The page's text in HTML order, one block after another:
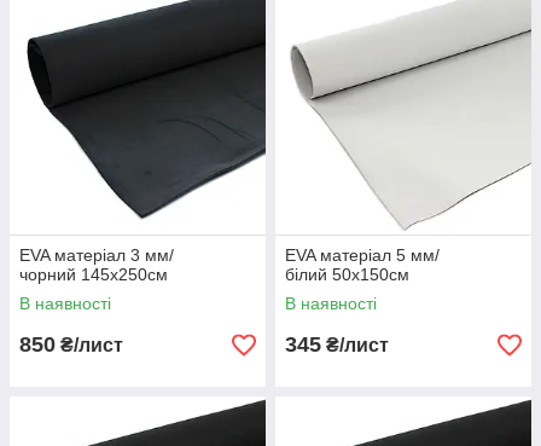
EVA матеріал 3 мм/
чорний 145х250см
В наявності
850 ₴/лист
EVA матеріал 5 мм/
білий 50х150см
В наявності
345 ₴/лист